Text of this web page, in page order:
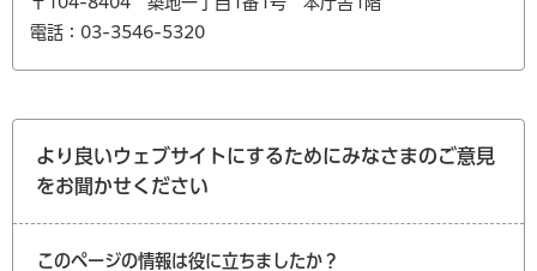
電話：03-3546-5320
より良いウェブサイトにするためにみなさまのご意見
をお聞かせください
このページの情報は役に立ちましたか？